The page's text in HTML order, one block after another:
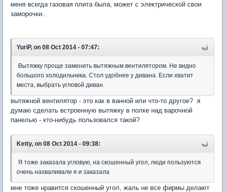
меня всегда газовая плита была, может с электрической свои
заморочки..
YuriP, on 08 Oct 2014 - 07:47:
Вытяжку проще заменить вытяжным вентилятором. Не видно
большого холодильника. Стол удобнее у дивана. Если хватит
места, выбрать угловой диван.
вытяжной вентилятор - это как в ванной или что-то другое? я
думаю сделать встроенную вытяжку в полке над варочной
панелью - кто-нибудь пользовался такой?
Ketty, on 08 Oct 2014 - 09:38:
Я тоже заказала угловую, на скошенный угол, люди пользуются
очень нахваливали я и заказала
мне тоже нравится скошенный угол, жаль не все фирмы делают